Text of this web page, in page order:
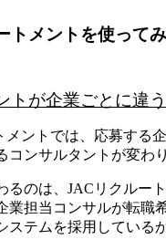
トメントを使って
トが企業ごとに違
メントでは、応募する
コンサルタントが変わ
るのは、JACリクルー
業担当コンサルが転職
ステムを採用している